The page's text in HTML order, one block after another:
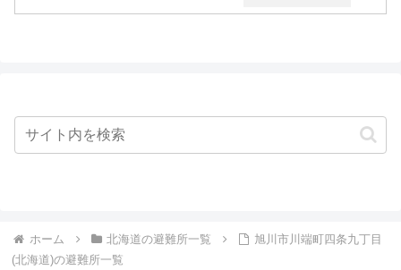
ホーム 北海道の避難所一覧
旭川市川端町四条九丁目
(北海道)の避難所一覧